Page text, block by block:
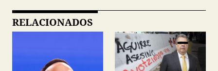
RELACIONADOS